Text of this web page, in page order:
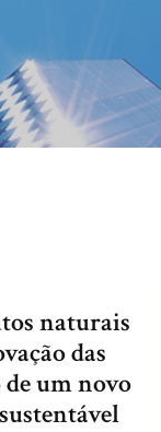
naturais
das
um novo